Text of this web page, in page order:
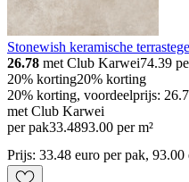
Stonewish keramische
26.78 met Club Karwei74.39
20% korting20% korting
20% korting, voordeelprijs:
met Club Karwei
per pak33.4893.00 per m²
Prijs: 33.48 euro per pak, 93.00